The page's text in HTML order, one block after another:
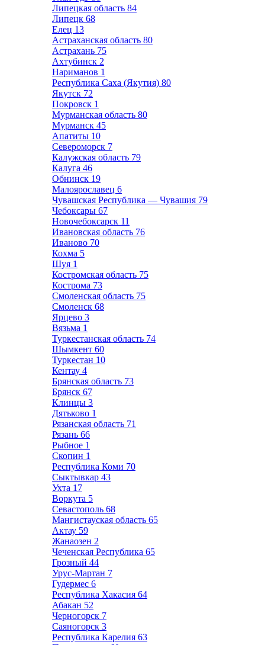
Липецкая область 84
Липецк 68
Елец 13
Астраханская область 80
Астрахань 75
Ахтубинск 2
Нариманов 1
Республика Саха (Якутия) 80
Якутск 72
Покровск 1
Мурманская область 80
Мурманск 45
Апатиты 10
Североморск 7
Калужская область 79
Калуга 46
Обнинск 19
Малоярославец 6
Чувашская Республика — Чувашия 79
Чебоксары 67
Новочебоксарск 11
Ивановская область 76
Иваново 70
Кохма 5
Шуя 1
Костромская область 75
Кострома 73
Смоленская область 75
Смоленск 68
Ярцево 3
Вязьма 1
Туркестанская область 74
Шымкент 60
Туркестан 10
Кентау 4
Брянская область 73
Брянск 67
Клинцы 3
Дятьково 1
Рязанская область 71
Рязань 66
Рыбное 1
Скопин 1
Республика Коми 70
Сыктывкар 43
Ухта 17
Воркута 5
Севастополь 68
Мангистауская область 65
Актау 59
Жанаозен 2
Чеченская Республика 65
Грозный 44
Урус-Мартан 7
Гудермес 6
Республика Хакасия 64
Абакан 52
Черногорск 7
Саяногорск 3
Республика Карелия 63